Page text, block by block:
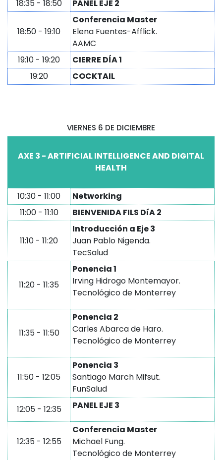
18:35 - 18:50 PANEL EJE 2
18:50 - 19:10
Conferencia Master
Elena Fuentes-Afflick.
AAMC
19:10 - 19:20
CIERRE DÍA 1
19:20
COCKTAIL
VIERNES 6 DE DICIEMBRE
AXE 3 - ARTIFICIAL INTELLIGENCE AND DIGITAL
HEALTH
10:30 - 11:00
Networking
11:00 - 11:10
BIENVENIDA FILS DíA 2
11:10 - 11:20
Introducción a Eje 3
Juan Pablo Nigenda.
TecSalud
11:20 - 11:35
Ponencia 1
Irving Hidrogo Montemayor.
Tecnológico de Monterrey
11:35 - 11:50
Ponencia 2
Carles Abarca de Haro.
Tecnológico de Monterrey
11:50 - 12:05
Ponencia 3
Santiago March Mifsut.
FunSalud
12:05 - 12:35
PANEL EJE 3
12:35 - 12:55
Conferencia Master
Michael Fung.
Tecnológico de Monterrey